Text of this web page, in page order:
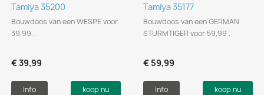
Tamiya 35200
Bouwdoos van een WESPE voor
39,99 .
€ 39,99
Info koop nu
Tamiya 35177
Bouwdoos van een GERMAN
STURMTIGER voor 59,99 .
€ 59,99
Info koop nu